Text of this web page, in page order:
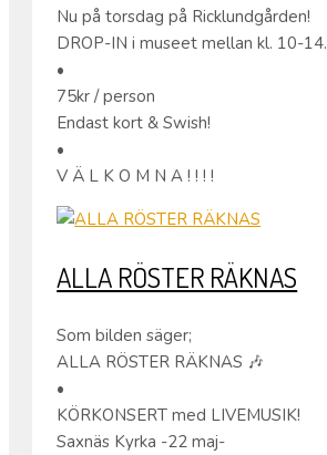
Nu på torsdag på Ricklundgården!
DROP-IN i museet mellan kl. 10-14.
•
75kr / person
Endast kort & Swish!
•
V Ä L K O M N A ! ! ! !
ALLA RÖSTER RÄKNAS
Som bilden säger;
ALLA RÖSTER RÄKNAS 🎶
•
KÖRKONSERT med LIVEMUSIK!
Saxnäs Kyrka -22 maj-